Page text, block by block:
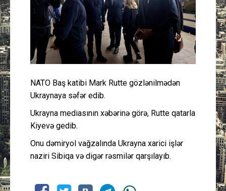
Müsahibə
İdman
Layihə
Gündəm
Cəmiyyət
Əlaqə
NATO Baş katibi Mark Rutte gözlənilmədən
Ukraynaya səfər edib.
Ukrayna mediasının xəbərinə görə, Rutte qatarla
Kiyevə gedib.
Onu dəmiryol vağzalında Ukrayna xarici işlər
naziri Sibiqa və digər rəsmilər qarşılayıb.